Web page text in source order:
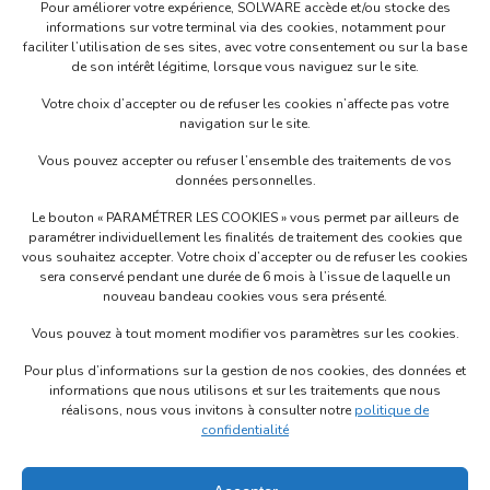
Pour améliorer votre expérience, SOLWARE accède et/ou stocke des
informations sur votre terminal via des cookies, notamment pour
faciliter l’utilisation de ses sites, avec votre consentement ou sur la base
de son intérêt légitime, lorsque vous naviguez sur le site.
Votre choix d’accepter ou de refuser les cookies n’affecte pas votre
navigation sur le site.
Vous pouvez accepter ou refuser l’ensemble des traitements de vos
données personnelles.
Le bouton « PARAMÉTRER LES COOKIES » vous permet par ailleurs de
paramétrer individuellement les finalités de traitement des cookies que
vous souhaitez accepter. Votre choix d’accepter ou de refuser les cookies
sera conservé pendant une durée de 6 mois à l’issue de laquelle un
nouveau bandeau cookies vous sera présenté.
Vous pouvez à tout moment modifier vos paramètres sur les cookies.
Pour plus d’informations sur la gestion de nos cookies, des données et
informations que nous utilisons et sur les traitements que nous
réalisons, nous vous invitons à consulter notre politique de
confidentialité
secteur automobile
Siège Social
53 rue de l’étang Bât B 69760 LIMONEST - FRANCE
+33 (0)4 72 52 70 70
Politique de confidentialité
Mentions légales
Contactez-nous